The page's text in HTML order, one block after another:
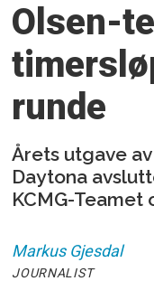
Olsen-
runde
Årets utgave
Daytona
KCMG-Teamet
Markus Gjesdal
JOURNALIST